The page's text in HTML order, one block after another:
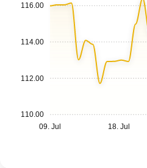
116.00
114.00
112.00
110.00
09. Jul
18. Jul